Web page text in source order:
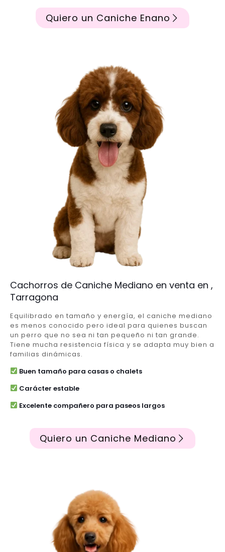
Quiero un Caniche Enano
Cachorros de Caniche Mediano en venta en ,
Tarragona
Equilibrado en tamaño y energía, el caniche mediano
es menos conocido pero ideal para quienes buscan
un perro que no sea ni tan pequeño ni tan grande.
Tiene mucha resistencia física y se adapta muy bien a
familias dinámicas.
Buen tamaño para casas o chalets
Carácter estable
Excelente compañero para paseos largos
Quiero un Caniche Mediano